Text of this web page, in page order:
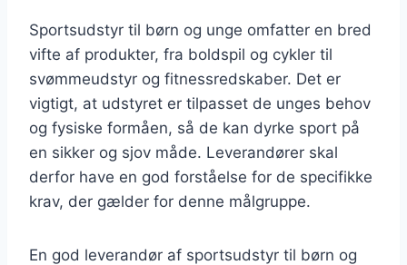
Sportsudstyr til børn og unge omfatter en bred
vifte af produkter, fra boldspil og cykler til
svømmeudstyr og fitnessredskaber. Det er
vigtigt, at udstyret er tilpasset de unges behov
og fysiske formåen, så de kan dyrke sport på
en sikker og sjov måde. Leverandører skal
derfor have en god forståelse for de specifikke
krav, der gælder for denne målgruppe.
En god leverandør af sportsudstyr til børn og